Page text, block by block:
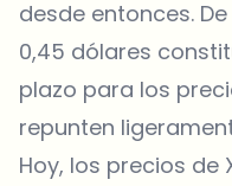
desde entonces.
0,45 dólares
plazo para los
repunten
Hoy, los precios de